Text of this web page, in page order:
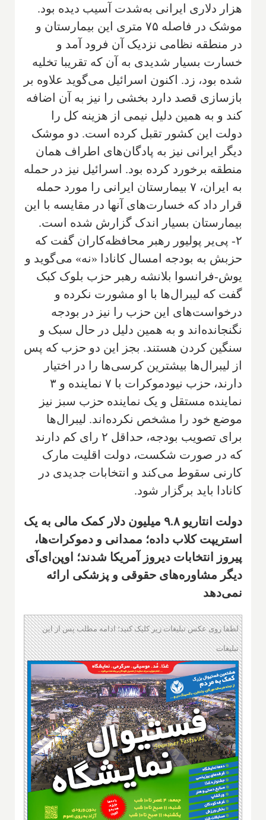
هزار دلاری ایرانی به‌شدت آسیب دیده بود.
موشک در فاصله ۷۵ متری این بیمارستان و
در منطقه نظامی نزدیک آن فرود آمد و
خسارت بسیار شدیدی به آن که تقریبا تخلیه
شده بود، زد. اکنون اسرائیل می‌گوید علاوه بر
بازسازی قصد دارد بخشی را نیز به آن اضافه
کند و به همین دلیل نیمی از هزینه کل را
دولت این کشور تقبل کرده است. دو موشک
دیگر ایرانی نیز به پادگان‌های اطراف همان
منطقه برخورد کرده بود. اسرائیل نیز در حمله
به ایران، ۷ بیمارستان ایرانی را مورد حمله
قرار داد که خسارت‌های آنها در مقایسه با این
بیمارستان بسیار اندک گزارش شده است.
۲- پی‌یر پولیور رهبر محافظه‌کاران گفت که
حزبش به بودجه امسال کانادا «نه» می‌گوید و
یوش-فرانسوا بلانشه رهبر حزب بلوک کبک
گفت که لیبرال‌ها با او مشورت نکرده و
درخواست‌های این حزب را نیز در بودجه
نگنجانده‌اند و به همین دلیل در حال سبک و
سنگین کردن هستند. بجز این دو حزب که پس
از لیبرال‌ها بیشترین کرسی‌ها را در اختیار
دارند، حزب نیودموکرات با ۷ نماینده و ۳
نماینده مستقل و یک نماینده حزب سبز نیز
موضع خود را مشخص نکرده‌اند. لیبرال‌ها
برای تصویب بودجه، حداقل ۲ رای کم دارند
که در صورت شکست، دولت اقلیت مارک
کارنی سقوط می‌کند و انتخابات جدیدی در
کانادا باید برگزار شود.
دولت انتاریو ۹.۸ میلیون دلار کمک مالی به یک
استریپت کلاب داده؛ ممدانی و دموکرات‌ها،
پیروز انتخابات دیروز آمریکا شدند؛ اوپن‌ای‌آی
دیگر مشاوره‌های حقوقی و پزشکی ارائه
نمی‌دهد
لطفا روی عکس تبلیغات زیر کلیک کنید؛ ادامه مطلب پس از این
تبلیغات